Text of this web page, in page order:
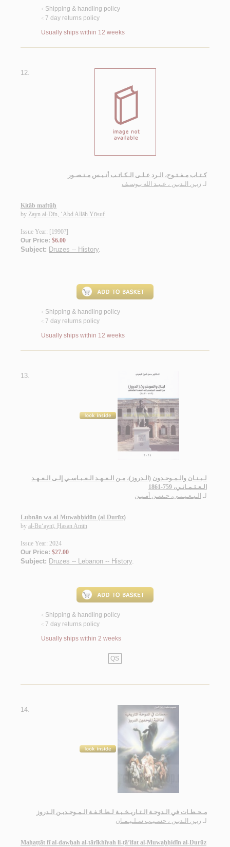
< Shipping & handling policy
< 7 day returns policy
Usually ships within 12 weeks
12.
كـتـاب مـفـتـوح، الـرد عـلـى الـكـاتـب أنـيـس مـنـصـور
لـ زيـن الـديـن ، عـبـد الله يـوسـف
Kitāb maftūḥ
by Zayn al-Dīn, ‘Abd Allāh Yūsuf
Issue Year: [1990?]
Our Price: $6.00
Subject: Druzes -- History.
< Shipping & handling policy
< 7 day returns policy
Usually ships within 12 weeks
13.
لـبـنـان والـمـوحـدون (الـدروز)، مـن الـعـهـد الـعـبـاسـي إلـى الـعـهـد
الـعـثـمـانـي، 759-1861
لـ الـبـعـيـنـي، حـسـن أمـيـن
Lubnān wa-al-Muwaḥḥidūn (al-Durūz)
by al-Bu‘aynī, Ḥasan Amīn
Issue Year: 2024
Our Price: $27.00
Subject: Druzes -- Lebanon -- History.
< Shipping & handling policy
< 7 day returns policy
Usually ships within 2 weeks
QS
14.
مـحـطـات في الـدوحـة الـتـاريـخـيـة لـطـائـفـة الـمـوحـديـن الـدروز
لـ زيـن الـديـن ، حسـيـب سـلـيـمـان
Maḥaṭṭāt fī al-dawḥah al-tārīkhīyah li-ṭā’ifat al-Muwaḥḥidīn al-Durūz